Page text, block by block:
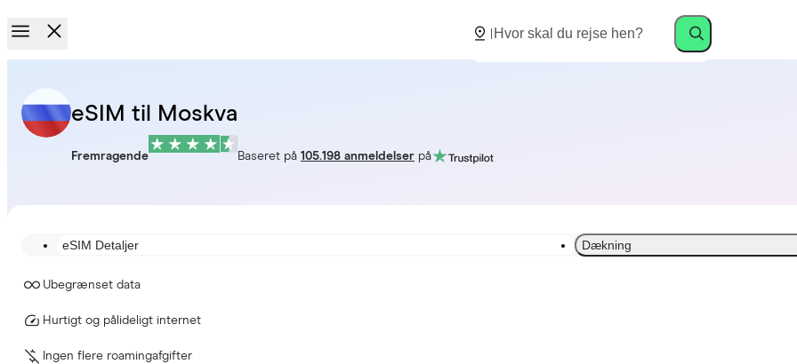
eSIM til Moskva
Fremragende Baseret på 105.198 anmeldelser på
eSIM Detaljer Dækning
Ubegrænset data
Hurtigt og pålideligt internet
Ingen flere roamingafgifter